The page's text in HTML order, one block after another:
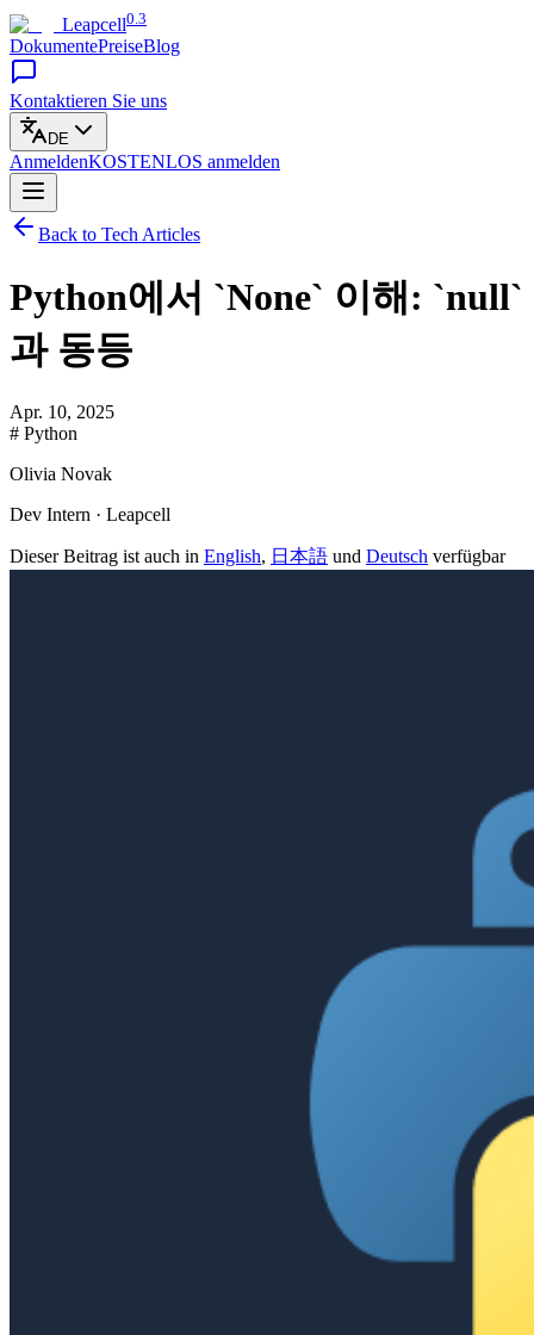
Leapcell0.3
DokumentePreiseBlog
Kontaktieren Sie uns
DE
AnmeldenKOSTENLOS anmelden
Back to Tech Articles
Python에서 `None` 이해: `null`
과 동등
Apr. 10, 2025
# Python
Olivia Novak
Dev Intern · Leapcell
Dieser Beitrag ist auch in English, 日本語 und Deutsch verfügbar